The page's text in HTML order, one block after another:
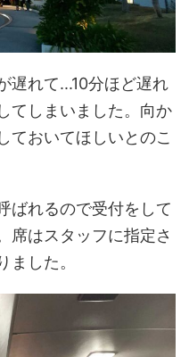
遅れて...10分ほど遅れ
てしまいました。向か
ておいてほしいとのこ
ばれるので受付をして
席はスタッフに指定さ
ました。